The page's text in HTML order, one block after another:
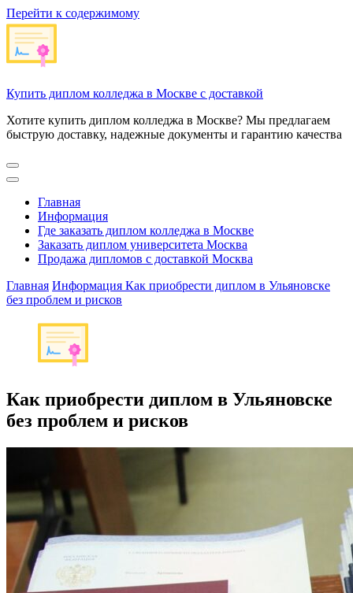
Перейти к содержимому
Купить диплом колледжа в Москве с доставкой
Хотите купить диплом колледжа в Москве? Мы предлагаем
быструю доставку, надежные документы и гарантию качества
Главная
Информация
Где заказать диплом колледжа в Москве
Заказать диплом университета Москва
Продажа дипломов с доставкой Москва
Главная Информация Как приобрести диплом в Ульяновске
без проблем и рисков
Как приобрести диплом в Ульяновске
без проблем и рисков